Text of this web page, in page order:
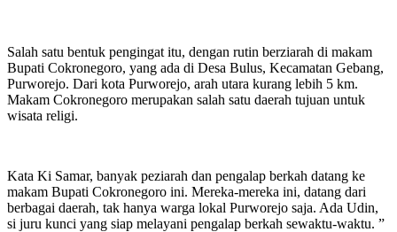
Salah satu bentuk pengingat itu, dengan rutin berziarah di makam
Bupati Cokronegoro, yang ada di Desa Bulus, Kecamatan Gebang,
Purworejo. Dari kota Purworejo, arah utara kurang lebih 5 km.
Makam Cokronegoro merupakan salah satu daerah tujuan untuk
wisata religi.
Kata Ki Samar, banyak peziarah dan pengalap berkah datang ke
makam Bupati Cokronegoro ini. Mereka-mereka ini, datang dari
berbagai daerah, tak hanya warga lokal Purworejo saja. Ada Udin,
si juru kunci yang siap melayani pengalap berkah sewaktu-waktu. ”